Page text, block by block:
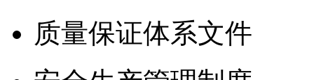
质量保证体系文件